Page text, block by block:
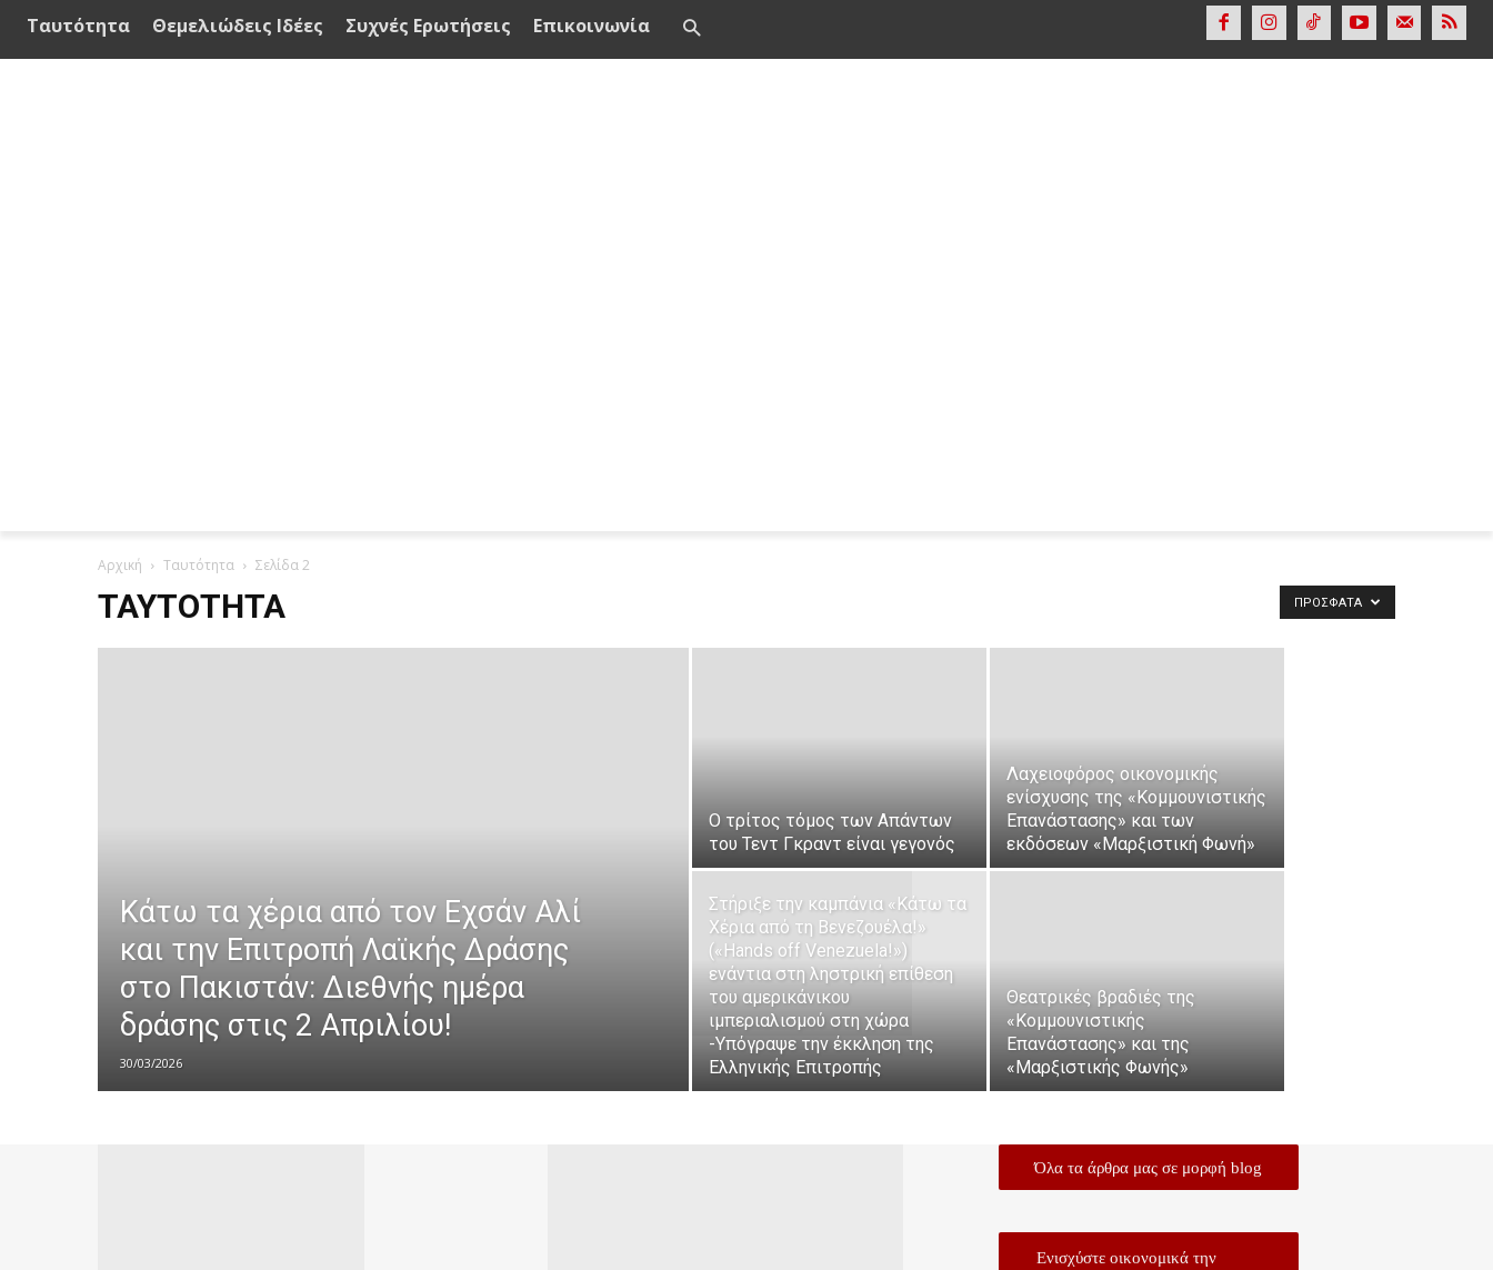
Ταυτότητα Θεμελιώδεις Ιδέες Συχνές Ερωτήσεις Επικοινωνία
Αρχική Ταυτότητα Σελίδα 2
ΤΑΥΤΌΤΗΤΑ ΠΡΌΣΦΑΤΑ
Κάτω τα χέρια από τον Εχσάν Αλί
και την Επιτροπή Λαϊκής Δράσης
στο Πακιστάν: Διεθνής ημέρα
δράσης στις 2 Απριλίου!
30/03/2026
Ο τρίτος τόμος των Απάντων
του Τεντ Γκραντ είναι γεγονός
Λαχειοφόρος οικονομικής
ενίσχυσης της «Κομμουνιστικής
Επανάστασης» και των
εκδόσεων «Μαρξιστική Φωνή»
Στήριξε την καμπάνια «Κάτω τα
Χέρια από τη Βενεζουέλα!»
(«Hands off Venezuela!»)
ενάντια στη ληστρική επίθεση
του αμερικάνικου
ιμπεριαλισμού στη χώρα
-Υπόγραψε την έκκληση της
Ελληνικής Επιτροπής
Θεατρικές βραδιές της
«Κομμουνιστικής
Επανάστασης» και της
«Μαρξιστικής Φωνής»
Όλα τα άρθρα μας σε μορφή blog
Ενισχύστε οικονομικά την